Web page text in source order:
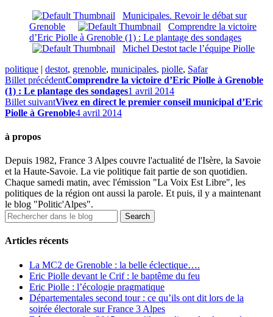
Municipales. Revoir le débat sur
Grenoble
Comprendre la victoire
d’Eric Piolle à Grenoble (1) : Le plantage des sondages
Michel Destot tacle l’équipe Piolle
politique | destot, grenoble, municipales, piolle, Safar
Billet précédentComprendre la victoire d’Eric Piolle à Grenoble
(1) : Le plantage des sondages1 avril 2014
Billet suivantVivez en direct le premier conseil municipal d’Eric
Piolle à Grenoble4 avril 2014
à propos
Depuis 1982, France 3 Alpes couvre l'actualité de l'Isère, la Savoie
et la Haute-Savoie. La vie politique fait partie de son quotidien.
Chaque samedi matin, avec l'émission "La Voix Est Libre", les
politiques de la région ont aussi la parole. Et puis, il y a maintenant
le blog "Politic'Alpes".
Articles récents
La MC2 de Grenoble : la belle éclectique….
Eric Piolle devant le Crif : le baptême du feu
Eric Piolle : l’écologie pragmatique
Départementales second tour : ce qu’ils ont dit lors de la
soirée électorale sur France 3 Alpes